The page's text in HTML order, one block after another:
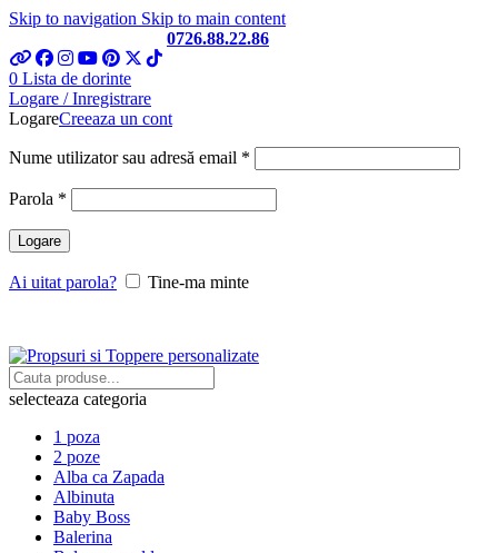
Skip to navigation Skip to main content
0726.88.22.86
0 Lista de dorinte
Logare / Inregistrare
LogareCreeaza un cont
Nume utilizator sau adresă email *
Parola *
Logare
Ai uitat parola? Tine-ma minte
selecteaza categoria
1 poza
2 poze
Alba ca Zapada
Albinuta
Baby Boss
Balerina